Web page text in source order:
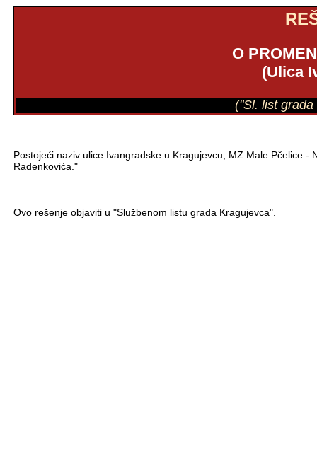
O
(Ulica
("Sl. list
Postojeći naziv ulice Ivangradske u Kragujevcu, MZ Male Pčelice
Radenkovića."
Ovo rešenje objaviti u "Službenom listu grada Kragujevca".